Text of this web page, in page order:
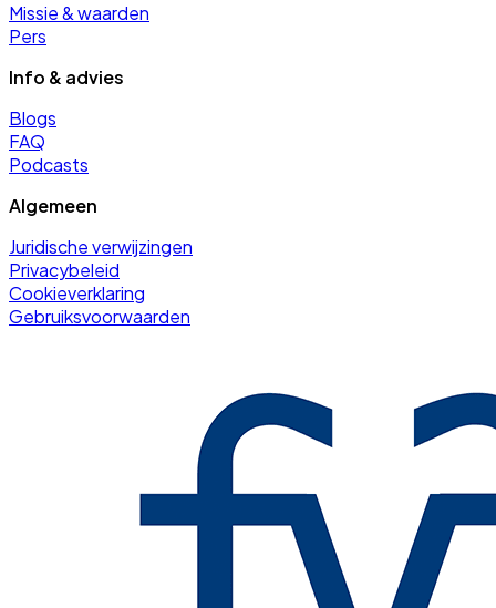
Missie & waarden
Pers
Info & advies
Blogs
FAQ
Podcasts
Algemeen
Juridische verwijzingen
Privacybeleid
Cookieverklaring
Gebruiksvoorwaarden